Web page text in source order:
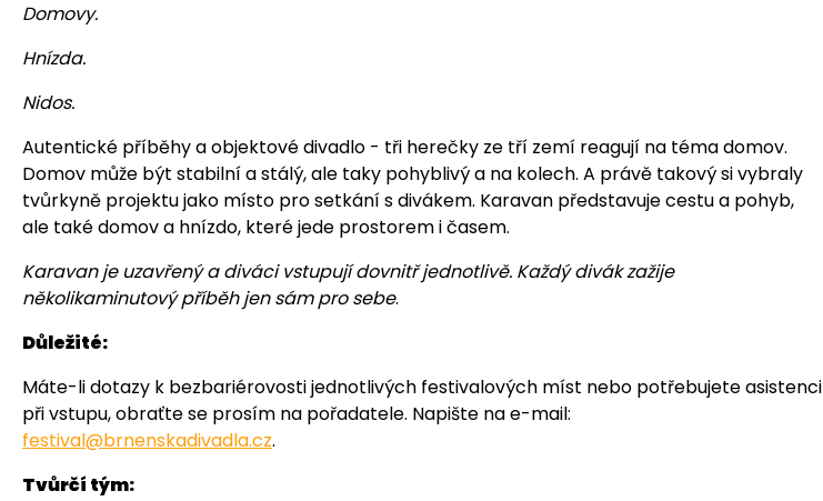
Domovy.
Hnízda.
Nidos.
Autentické příběhy a objektové divadlo - tři herečky ze tří zemí reagují na téma domov.
Domov může být stabilní a stálý, ale taky pohyblivý a na kolech. A právě takový si vybraly
tvůrkyně projektu jako místo pro setkání s divákem. Karavan představuje cestu a pohyb,
ale také domov a hnízdo, které jede prostorem i časem.
Karavan je uzavřený a diváci vstupují dovnitř jednotlivě. Každý divák zažije
několikaminutový příběh jen sám pro sebe.
Důležité:
Máte-li dotazy k bezbariérovosti jednotlivých festivalových míst nebo potřebujete asistenci
při vstupu, obraťte se prosím na pořadatele. Napište na e-mail:
festival@brnenskadivadla.cz.
Tvůrčí tým: